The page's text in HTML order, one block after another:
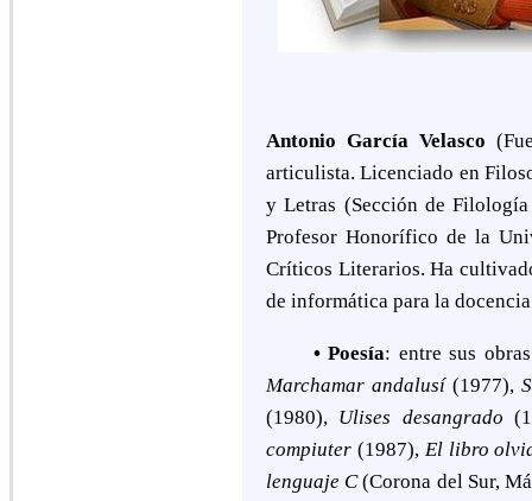
Antonio García Velasco
articulista. Licenciado en
y Letras (Sección de
Profesor Honorífico de la
Críticos Literarios. Ha
de informática para la
• Poesía: entre sus
Marchamar andalusí(1977),
(1980), Ulises desangrado
compiuter (1987), El libro
lenguaje C(Corona del Sur,